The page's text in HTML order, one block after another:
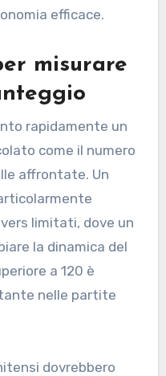
efficace.
misurare
rapidamente un
come il numero
affrontate. Un
limitati, dove un
la dinamica del
a 120 è
nelle partite
dovrebbero